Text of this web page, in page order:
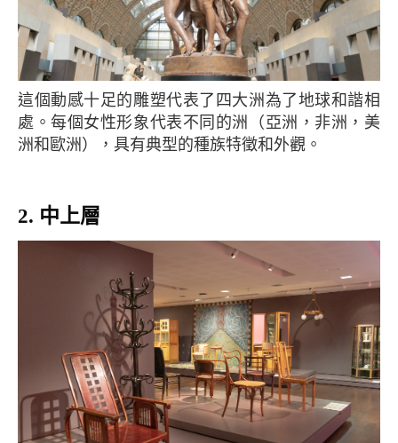
這個動感十足的雕塑代表了四大洲為了地球和諧相
處。每個女性形象代表不同的洲（亞洲，非洲，美
洲和歐洲），具有典型的種族特徵和外觀。
2. 中上層